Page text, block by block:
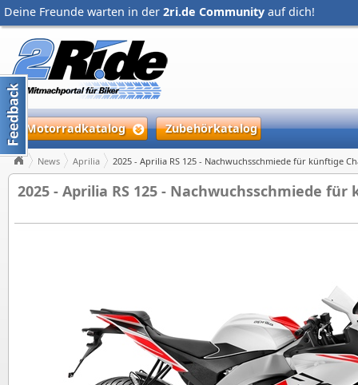
Deine Freunde warten in der 2ri.de Community auf dich!
Motorradkatalog Zubehörkatalog
News Aprilia 2025 - Aprilia RS 125 - Nachwuchsschmiede für künftige
2025 - Aprilia RS 125 - Nachwuchsschmiede